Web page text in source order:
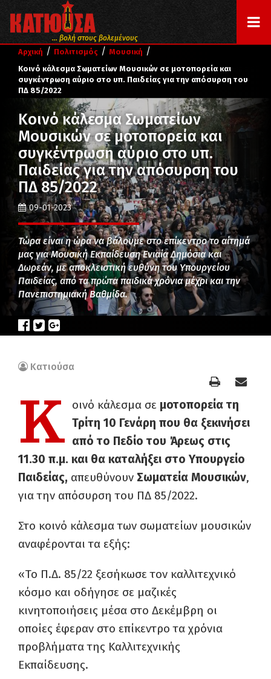
... βολή στους βολεμένους
Αρχική / Πολιτισμός / Μουσική /
Κοινό κάλεσμα Σωματείων Μουσικών σε μοτοπορεία και
συγκέντρωση αύριο στο υπ. Παιδείας για την απόσυρση του
ΠΔ 85/2022
Κοινό κάλεσμα Σωματείων
Μουσικών σε μοτοπορεία και
συγκέντρωση αύριο στο υπ.
Παιδείας για την απόσυρση του
ΠΔ 85/2022
09-01-2023
Τώρα είναι η ώρα να βάλουμε στο επίκεντρο το αίτημά
μας για Μουσική Εκπαίδευση Ενιαία Δημόσια και
Δωρεάν, με αποκλειστική ευθύνη του Υπουργείου
Παιδείας, από τα πρώτα παιδικά χρόνια μέχρι και την
Πανεπιστημιακή Βαθμίδα.
Κατιούσα
Κ οινό κάλεσμα σε μοτοπορεία τη
Τρίτη 10 Γενάρη που θα ξεκινήσει
από το Πεδίο του Άρεως στις
11.30 π.μ. και θα καταλήξει στο Υπουργείο
Παιδείας, απευθύνουν Σωματεία Μουσικών,
για την απόσυρση του ΠΔ 85/2022.
Στο κοινό κάλεσμα των σωματείων μουσικών
αναφέρονται τα εξής:
«Το Π.Δ. 85/22 ξεσήκωσε τον καλλιτεχνικό
κόσμο και οδήγησε σε μαζικές
κινητοποιήσεις μέσα στο Δεκέμβρη οι
οποίες έφεραν στο επίκεντρο τα χρόνια
προβλήματα της Καλλιτεχνικής
Εκπαίδευσης.